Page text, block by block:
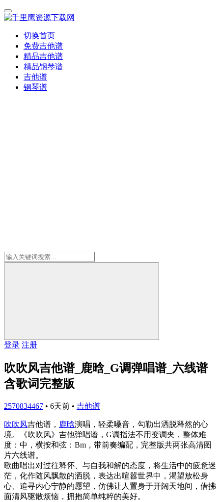
切换首页
免费吉他谱
精品吉他谱
精品钢琴谱
吉他谱
钢琴谱
登录 注册
吹吹风吉他谱_鹿晗_G调弹唱谱_六线谱
含歌词完整版
2570834467 • 6天前 • 吉他谱
吹吹风吉他谱， 鹿晗演唱，轻柔嗓音，勾勒出洒脱释然的心
境。《吹吹风》吉他弹唱谱，G调指法不用变调夹，整体难
度：中，横按和弦：Bm，带前奏编配，完整版共两张高清图
片六线谱。
歌曲唱出对过往释怀、与自我和解的态度，将生活中的疲惫迷
茫，化作随风飘散的洒脱，表达出喧嚣世界中，渴望放松身
心、追寻内心宁静的愿望，仿佛让人置身于开阔天地间，借拂
面清风驱散烦恼，拥抱简单纯粹的美好。